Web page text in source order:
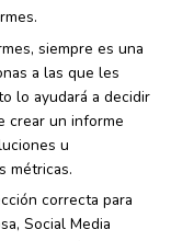
siempre es una
a las que les
lo ayudará a decidir
crear un informe
u
métricas.
correcta para
Social Media